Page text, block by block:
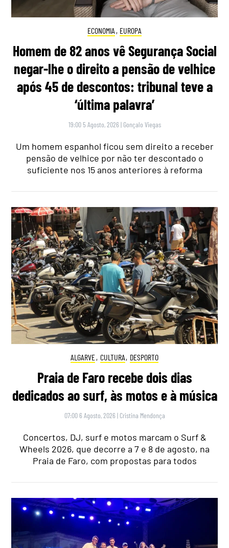
ECONOMIA , EUROPA
Homem de 82 anos vê Segurança Social
negar-lhe o direito a pensão de velhice
após 45 de descontos: tribunal teve a
‘última palavra’
19:00 5 Agosto, 2026 | Gonçalo Viegas
Um homem espanhol ficou sem direito a receber
pensão de velhice por não ter descontado o
suficiente nos 15 anos anteriores à reforma
ALGARVE, CULTURA, DESPORTO
Praia de Faro recebe dois dias
dedicados ao surf, às motos e à música
07:00 6 Agosto, 2026 | Cristina Mendonça
Concertos, DJ, surf e motos marcam o Surf &
Wheels 2026, que decorre a 7 e 8 de agosto, na
Praia de Faro, com propostas para todos